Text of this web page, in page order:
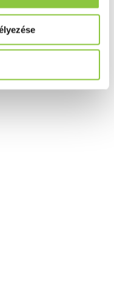
30 ml